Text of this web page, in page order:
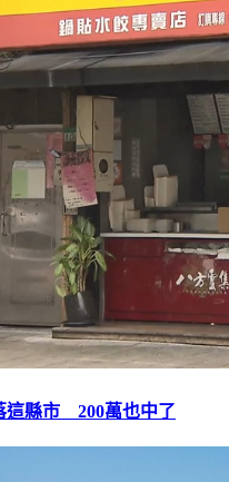
這縣市 200萬也中了